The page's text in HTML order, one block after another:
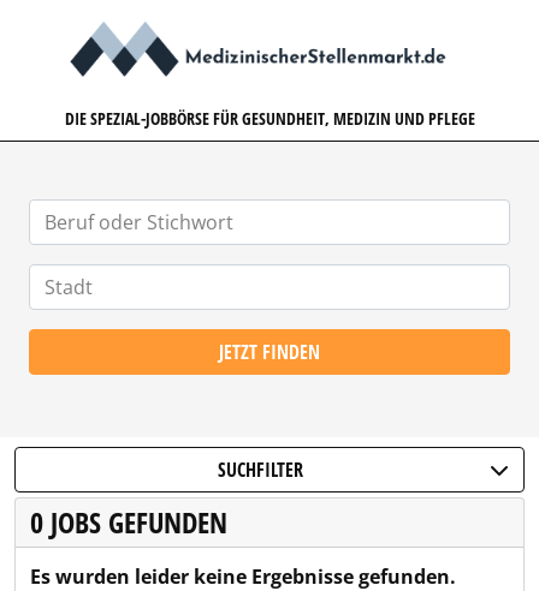
DIE SPEZIAL-JOBBÖRSE FÜR GESUNDHEIT, MEDIZIN UND PFLEGE
JETZT FINDEN
SUCHFILTER
0 JOBS GEFUNDEN
Es wurden leider keine Ergebnisse gefunden.